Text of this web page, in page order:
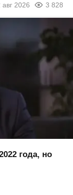
авг 2026 3 828
года, но